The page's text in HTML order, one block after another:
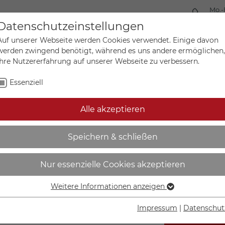
Mein
Sonderanfertigungen
| Tür
IN DEN
unserer Webseite werden Cookies verwendet. Einige davon
zwingend benötigt, während es uns andere ermöglichen,
Nutzererfahrung auf unserer Webseite zu verbessern.
Essenziell
Alle akzeptieren
Speichern & schließen
Nur essenzielle Cookies akzeptieren
Essenzielle Cookies werden für grundlegende Funktionen der
Weitere Informationen anzeigen
Impressum